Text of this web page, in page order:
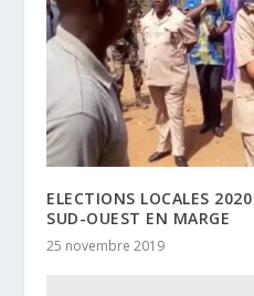
ELECTIONS LOCALES
SUD-OUEST EN MARGE
25 novembre 2019